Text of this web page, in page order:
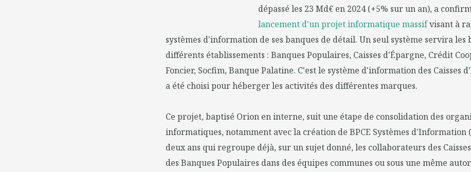
dépassé les 23 Md€ en 2024 (+5% sur un an), a
lancement d'un projet informatique massifvisant à
systèmes d'information de ses banques de détail. Un seul système servira les
différents établissements : Banques Populaires, Caisses d'Épargne, Crédit
Foncier, Socfim, Banque Palatine. C'est le système d'information des Caisses
a été choisi pour héberger les activités des différentes marques.
Ce projet, baptisé Orion en interne, suit une étape de consolidation des
informatiques, notamment avec la création de BPCE Systèmes d'Information
deux ans qui regroupe déjà, sur un sujet donné, les collaborateurs des
des Banques Populaires dans des équipes communes ou sous une même